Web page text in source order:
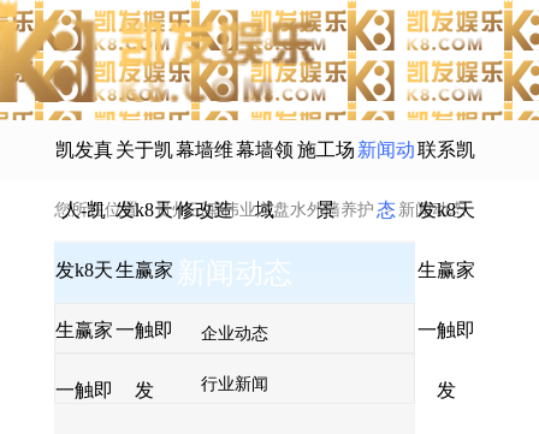
凯发真
人-凯
发k8天
生赢家
一触即
关于凯
发k8天
生赢家
一触即
发
幕墙维
修改造
幕墙领
域
施工场
景
新闻动
态
联系凯
发k8天
生赢家
一触即
发
您所在位置：贵州三盛伟业六盘水外墙养护 > 新闻动态
>行业新闻 新闻动态
企业动态
行业新闻